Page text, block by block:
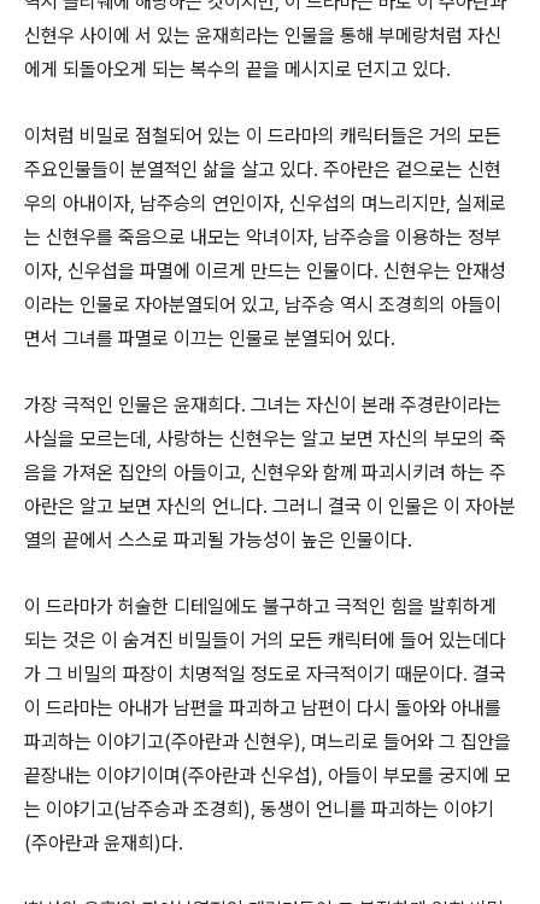
신현우 사이에 서 있는 윤재희라는 인물을 통해 부메랑처럼 자신
에게 되돌아오게 되는 복수의 끝을 메시지로 던지고 있다.
이처럼 비밀로 점철되어 있는 이 드라마의 캐릭터들은 거의 모든
주요인물들이 분열적인 삶을 살고 있다. 주아란은 겉으로는 신현
우의 아내이자, 남주승의 연인이자, 신우섭의 며느리지만, 실제로
는 신현우를 죽음으로 내모는 악녀이자, 남주승을 이용하는 정부
이자, 신우섭을 파멸에 이르게 만드는 인물이다. 신현우는 안재성
이라는 인물로 자아분열되어 있고, 남주승 역시 조경희의 아들이
면서 그녀를 파멸로 이끄는 인물로 분열되어 있다.
가장 극적인 인물은 윤재희다. 그녀는 자신이 본래 주경란이라는
사실을 모르는데, 사랑하는 신현우는 알고 보면 자신의 부모의 죽
음을 가져온 집안의 아들이고, 신현우와 함께 파괴시키려 하는 주
아란은 알고 보면 자신의 언니다. 그러니 결국 이 인물은 이 자아분
열의 끝에서 스스로 파괴될 가능성이 높은 인물이다.
이 드라마가 허술한 디테일에도 불구하고 극적인 힘을 발휘하게
되는 것은 이 숨겨진 비밀들이 거의 모든 캐릭터에 들어 있는데다
가 그 비밀의 파장이 치명적일 정도로 자극적이기 때문이다. 결국
이 드라마는 아내가 남편을 파괴하고 남편이 다시 돌아와 아내를
파괴하는 이야기고(주아란과 신현우), 며느리로 들어와 그 집안을
끝장내는 이야기이며(주아란과 신우섭), 아들이 부모를 궁지에 모
는 이야기고(남주승과 조경희), 동생이 언니를 파괴하는 이야기
(주아란과 윤재희)다.